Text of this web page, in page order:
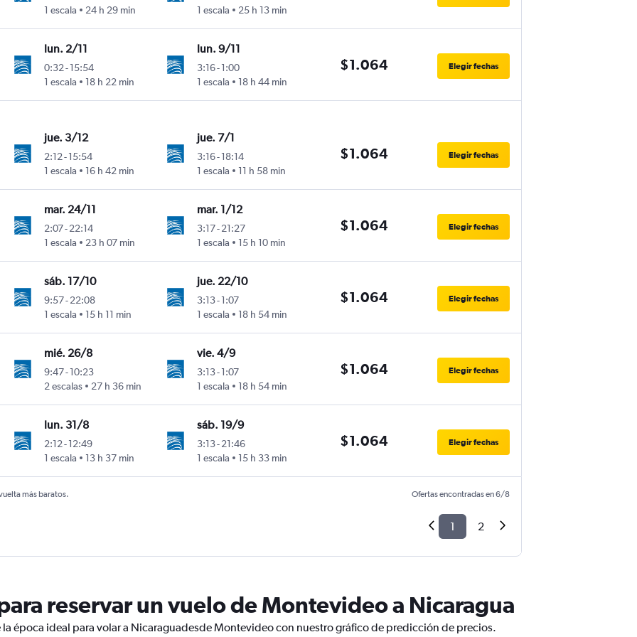
1 escala
24 h 29 min
1 escala
25 h 13 min
Sandino
lun. 2/11
0:32-15:54
1 escala
18 h 22 min
lun. 9/11
3:16-1:00
1 escala
18 h 44 min
$1.064 Elegir fechas
Sandino
jue. 3/12
2:12-15:54
1 escala
16 h 42 min
jue. 7/1
3:16-18:14
1 escala
11 h 58 min
$1.064 Elegir fechas
Sandino
mar. 24/11
2:07-22:14
1 escala
23 h 07 min
mar. 1/12
3:17-21:27
1 escala
15 h 10 min
$1.064 Elegir fechas
Sandino
sáb. 17/10
9:57-22:08
1 escala
15 h 11 min
jue. 22/10
3:13-1:07
1 escala
18 h 54 min
$1.064 Elegir fechas
Sandino
mié. 26/8
9:47-10:23
2 escalas
27 h 36 min
vie. 4/9
3:13-1:07
1 escala
18 h 54 min
$1.064 Elegir fechas
Sandino
lun. 31/8
2:12-12:49
1 escala
13 h 37 min
sáb. 19/9
3:13-21:46
1 escala
15 h 33 min
$1.064 Elegir fechas
más baratos. Ofertas encontradas en 6/8
1 2
reservar un vuelo de Montevideo a Nicaragua
época ideal para volar a Nicaraguadesde Montevideo con nuestro gráfico de predicción de precios.